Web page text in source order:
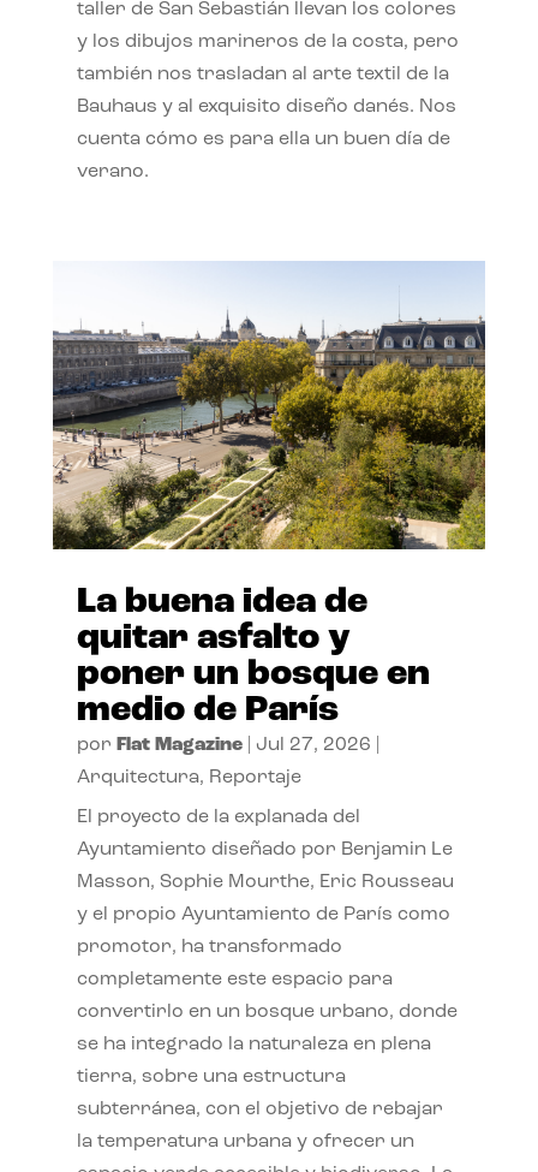
taller de San Sebastián llevan los colores
y los dibujos marineros de la costa, pero
también nos trasladan al arte textil de la
Bauhaus y al exquisito diseño danés. Nos
cuenta cómo es para ella un buen día de
verano.
La buena idea de
quitar asfalto y
poner un bosque en
medio de París
por Flat Magazine| Jul 27, 2026
Arquitectura, Reportaje
El proyecto de la explanada del
Ayuntamiento diseñado por Benjamin Le
Masson, Sophie Mourthe, Eric Rousseau
y el propio Ayuntamiento de París como
promotor, ha transformado
completamente este espacio para
convertirlo en un bosque urbano, donde
se ha integrado la naturaleza en plena
tierra, sobre una estructura
subterránea, con el objetivo de rebajar
la temperatura urbana y ofrecer un